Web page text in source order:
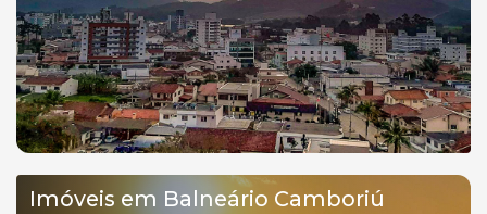
Imóveis em Balneário Camboriú